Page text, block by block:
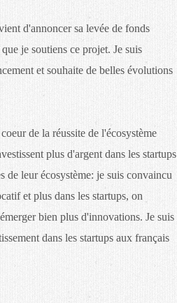
d'annoncer sa levée de fonds
je soutiens ce projet. Je suis
et souhaite de belles évolutions
de la réussite de l'écosystème
plus d'argent dans les startups
de leur écosystème: je suis convaincu
et plus dans les startups, on
bien plus d'innovations. Je suis
dans les startups aux français